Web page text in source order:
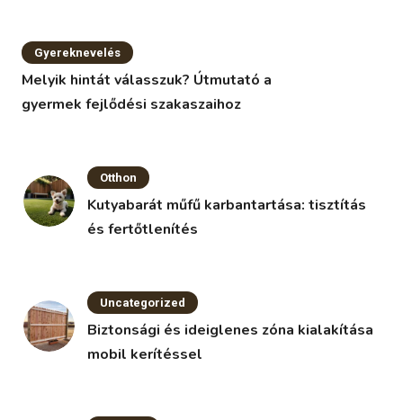
Gyereknevelés
Melyik hintát válasszuk? Útmutató a
gyermek fejlődési szakaszaihoz
Otthon
Kutyabarát műfű karbantartása: tisztítás
és fertőtlenítés
Uncategorized
Biztonsági és ideiglenes zóna kialakítása
mobil kerítéssel